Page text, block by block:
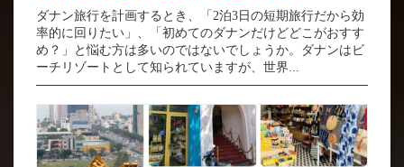
ダナン旅行を計画するとき、「2泊3日の短期旅行だから効
率的に回りたい」、「初めてのダナンだけどどこがおすす
め？」と悩む方は多いのではないでしょうか。ダナンはビ
ーチリゾートとして知られていますが、世界...